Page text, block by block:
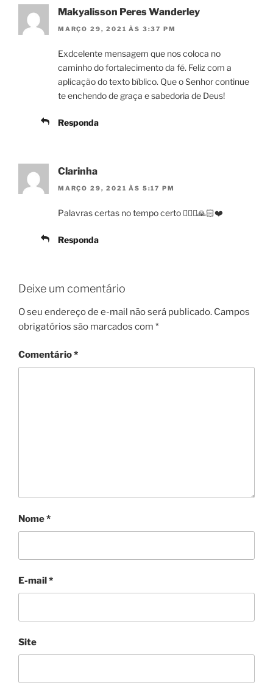
Makyalisson Peres Wanderley
MARÇO 29, 2021 ÀS 3:37 PM
Exdcelente mensagem que nos coloca no
caminho do fortalecimento da fé. Feliz com a
aplicação do texto bíblico. Que o Senhor continue
te enchendo de graça e sabedoria de Deus!
Responda
Clarinha
MARÇO 29, 2021 ÀS 5:17 PM
Palavras certas no tempo certo 🙇🏻‍♀️🙏🏻❤️
Responda
Deixe um comentário
O seu endereço de e-mail não será publicado. Campos
obrigatórios são marcados com *
Comentário*
Nome*
E-mail *
Site